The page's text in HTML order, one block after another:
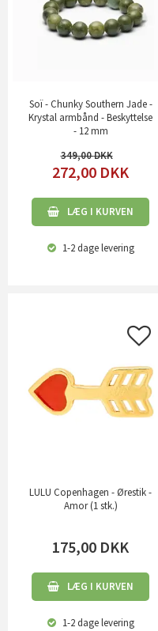
Soï - Chunky Southern Jade -
Krystal armbånd - Beskyttelse
- 12 mm
349,00
272,00 DKK
LÆG I KURVEN
1-2 dagelevering
LULU Copenhagen - Ørestik -
Amor (1 stk.)
175,00 DKK
LÆG I KURVEN
1-2 dagelevering